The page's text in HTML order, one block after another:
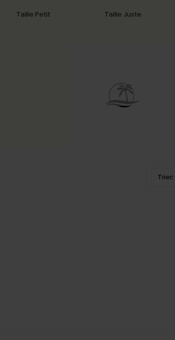
Taille Petit Taille Juste